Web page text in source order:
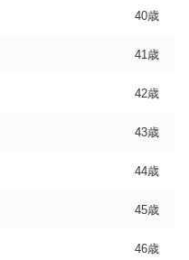
40歳
41歳
42歳
43歳
44歳
45歳
46歳